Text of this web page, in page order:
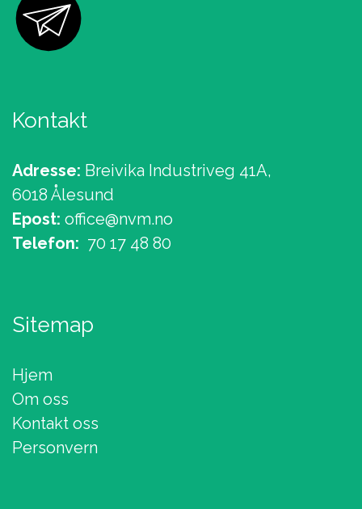
Kontakt
Adresse: Breivika Industriveg 41A,
6018 Ålesund
Epost: office@nvm.no
Telefon: 70 17 48 80
Sitemap
Hjem
Om oss
Kontakt oss
Personvern